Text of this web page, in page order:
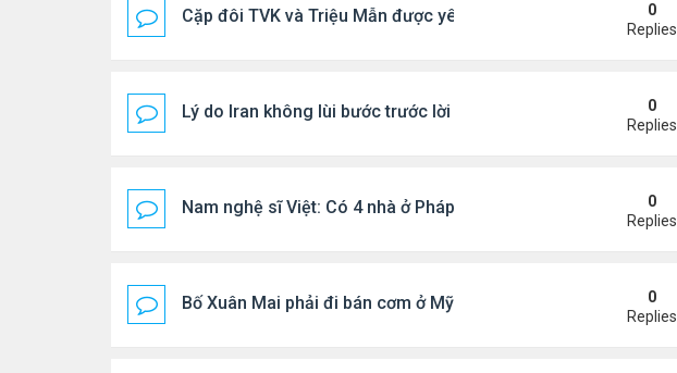
Cặp đôi TVK và Triệu Mẫn được yêu thích nhất
0
Replies
Lý do Iran không lùi bước trước lời đe dọa của ông Trump
0
Replies
Nam nghệ sĩ Việt: Có 4 nhà ở Pháp, sống gần tháp Eiffel...
0
Replies
Bố Xuân Mai phải đi bán cơm ở Mỹ
0
Replies